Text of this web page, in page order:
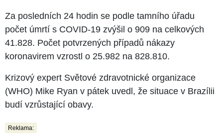
Za posledních 24 hodin se podle tamního úřadu
počet úmrtí s COVID-19 zvýšil o 909 na celkových
41.828. Počet potvrzených případů nákazy
koronavirem vzrostl o 25.982 na 828.810.
Krizový expert Světové zdravotnické organizace
(WHO) Mike Ryan v pátek uvedl, že situace v Brazílii
budí vzrůstající obavy.
Reklama: